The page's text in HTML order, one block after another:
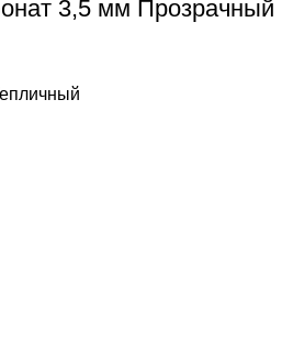
3,5 мм Прозрачный